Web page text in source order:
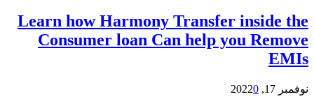
Learn how Harmony Transfer inside the
Consumer loan Can help you Remove
EMIs
نوفمبر 17, 2022
0